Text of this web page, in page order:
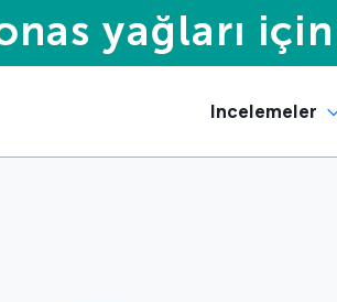
Incelemeler